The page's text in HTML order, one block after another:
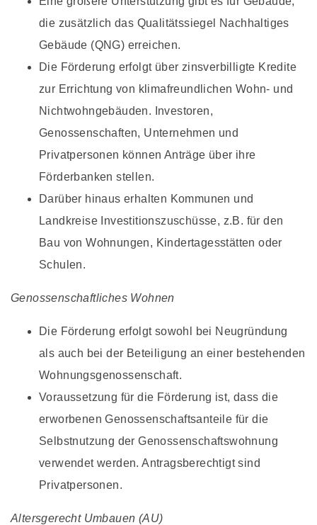
die zusätzlich das Qualitätssiegel Nachhaltiges
Gebäude (QNG) erreichen.
Die Förderung erfolgt über zinsverbilligte Kredite
zur Errichtung von klimafreundlichen Wohn- und
Nichtwohngebäuden. Investoren,
Genossenschaften, Unternehmen und
Privatpersonen können Anträge über ihre
Förderbanken stellen.
Darüber hinaus erhalten Kommunen und
Landkreise Investitionszuschüsse, z.B. für den
Bau von Wohnungen, Kindertagesstätten oder
Schulen.
Genossenschaftliches Wohnen
Die Förderung erfolgt sowohl bei Neugründung
als auch bei der Beteiligung an einer bestehenden
Wohnungsgenossenschaft.
Voraussetzung für die Förderung ist, dass die
erworbenen Genossenschaftsanteile für die
Selbstnutzung der Genossenschaftswohnung
verwendet werden. Antragsberechtigt sind
Privatpersonen.
Altersgerecht Umbauen (AU)